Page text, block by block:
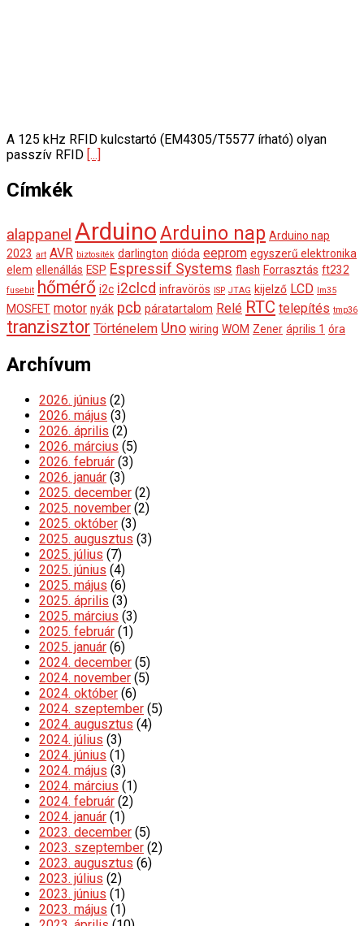
A 125 kHz RFID kulcstartó (EM4305/T5577 írható) olyan
passzív RFID [...]
Címkék
alappanel ArduinoArduino nap Arduino nap
2023 art AVR biztosíték darlington dióda eeprom egyszerű elektronika
elem ellenállás ESP Espressif Systems flash Forrasztás ft232
fusebit hőmérő i2c i2clcd infravörös ISP JTAG kijelző LCD lm35
MOSFET motor nyák pcb páratartalom Relé RTC telepítés tmp36
tranzisztor Történelem Uno wiring WOM Zener április 1 óra
Archívum
2026. június (2)
2026. május (3)
2026. április (2)
2026. március (5)
2026. február (3)
2026. január (3)
2025. december (2)
2025. november (2)
2025. október (3)
2025. augusztus (3)
2025. július (7)
2025. június (4)
2025. május (6)
2025. április (3)
2025. március (3)
2025. február (1)
2025. január (6)
2024. december (5)
2024. november (5)
2024. október (6)
2024. szeptember (5)
2024. augusztus (4)
2024. július (3)
2024. június (1)
2024. május (3)
2024. március (1)
2024. február (2)
2024. január (1)
2023. december (5)
2023. szeptember (2)
2023. augusztus (6)
2023. július (2)
2023. június (1)
2023. május (1)